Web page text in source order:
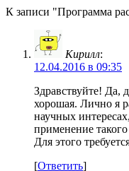
К записи "Программа
Кирилл:
12.04.2016 в 09:35
Здравствуйте! Да,
хорошая. Лично я
научных
применение
Для этого
[Ответить]